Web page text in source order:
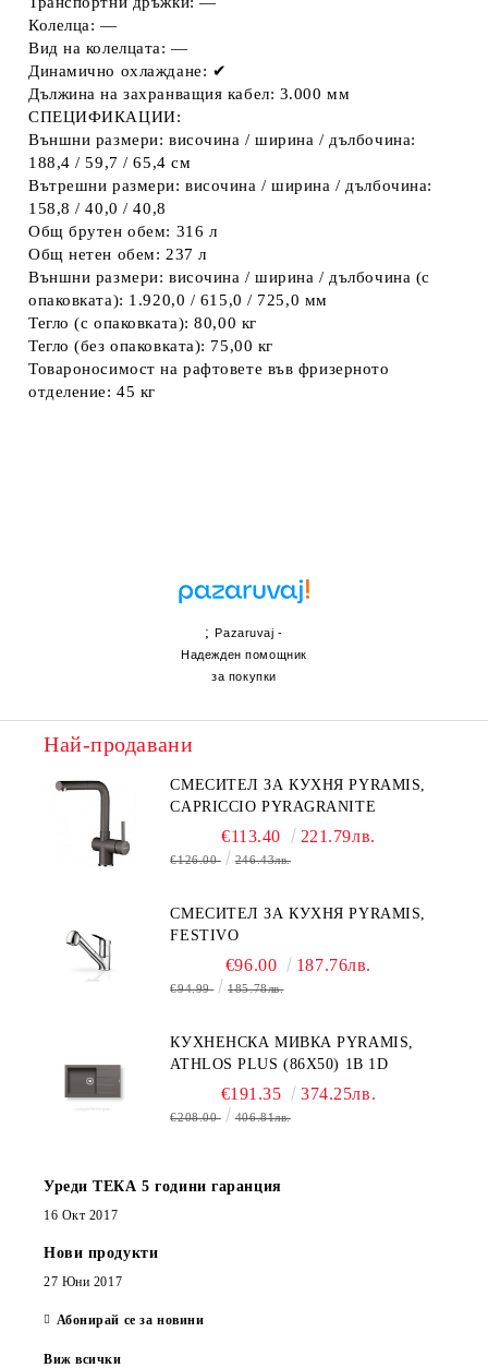
Колелца: —
Вид на колелцата: —
Динамично охлаждане: ✔
Дължина на захранващия кабел: 3.000 мм
СПЕЦИФИКАЦИИ:
Външни размери: височина / ширина / дълбочина:
188,4 / 59,7 / 65,4 см
Вътрешни размери: височина / ширина / дълбочина:
158,8 / 40,0 / 40,8
Общ брутен обем: 316 л
Общ нетен обем: 237 л
Външни размери: височина / ширина / дълбочина (с
опаковката): 1.920,0 / 615,0 / 725,0 мм
Тегло (с опаковката): 80,00 кг
Тегло (без опаковката): 75,00 кг
Товароносимост на рафтовете във фризерното
отделение: 45 кг
;Pazaruvaj -
Надежден помощник
за покупки
Най-продавани
СМЕСИТЕЛ ЗА КУХНЯ PYRAMIS,
CAPRICCIO PYRAGRANITE
€113.40 221.79лв.
€126.00 246.43лв.
СМЕСИТЕЛ ЗА КУХНЯ PYRAMIS,
FESTIVO
€96.00 187.76лв.
€94.99 185.78лв.
КУХНЕНСКА МИВКА PYRAMIS,
ATHLOS PLUS (86X50) 1B 1D
€191.35 374.25лв.
€208.00 406.81лв.
Уреди ТЕКА 5 години гаранция
16 Окт 2017
Нови продукти
27 Юни 2017
Абонирай се за новини
Виж всички